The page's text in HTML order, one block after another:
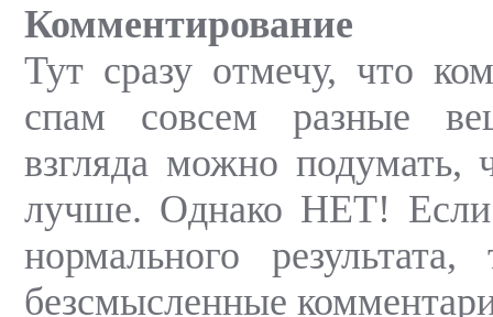
Комментирование
Тут сразу отмечу, что
спам совсем разные
взгляда можно подумать,
лучше. Однако НЕТ! Если
нормального
безсмысленные